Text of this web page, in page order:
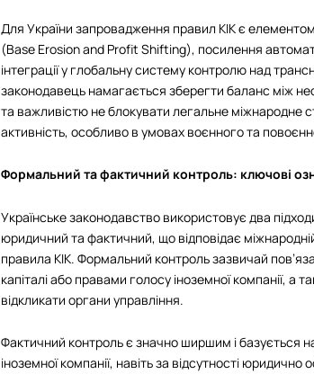
Для України запровадження правил КІК є елементом
(Base Erosion and Profit Shifting), посилення
інтеграції у глобальну систему контролю над
законодавець намагається зберегти баланс між
та важливістю не блокувати легальне міжнародне
активність, особливо в умовах воєнного та
Формальний та фактичний контроль: ключові
Українське законодавство використовує два
юридичний та фактичний, що відповідає
правила КІК. Формальний контроль зазвичай
капіталі або правами голосу іноземної компанії,
відкликати органи управління.
Фактичний контроль є значно ширшим і базується
іноземної компанії, навіть за відсутності